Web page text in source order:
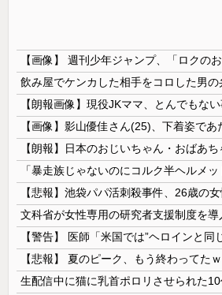
【画像】影山優佳さん(25)、下着姿で
【悲報】 夏のピーク、もう終わってた